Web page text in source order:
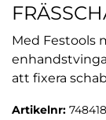
Med Festools
att fixera
Artikelnr: 748418